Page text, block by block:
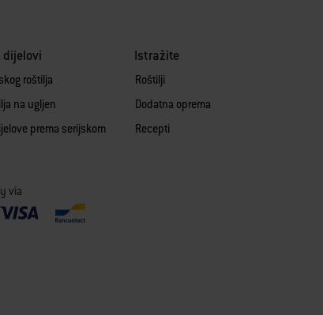
dijelovi
roštilja
na ugljen
prema serijskom
via
Istražite
Roštilji
Dodatna oprema
Recepti